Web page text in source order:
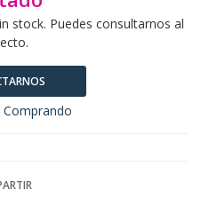
stock. Puedes consultarnos al